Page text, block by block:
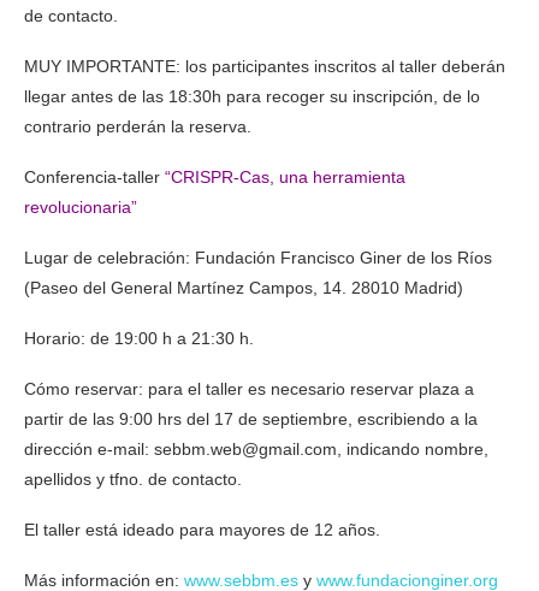
de contacto.
MUY IMPORTANTE: los participantes inscritos al taller deberán
llegar antes de las 18:30h para recoger su inscripción, de lo
contrario perderán la reserva.
Conferencia-taller “CRISPR-Cas, una herramienta
revolucionaria”
Lugar de celebración: Fundación Francisco Giner de los Ríos
(Paseo del General Martínez Campos, 14. 28010 Madrid)
Horario: de 19:00 h a 21:30 h.
Cómo reservar: para el taller es necesario reservar plaza a
partir de las 9:00 hrs del 17 de septiembre, escribiendo a la
dirección e-mail: sebbm.web@gmail.com, indicando nombre,
apellidos y tfno. de contacto.
El taller está ideado para mayores de 12 años.
Más información en: www.sebbm.es y www.fundacionginer.org